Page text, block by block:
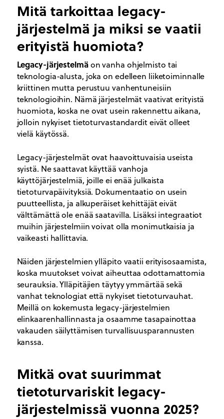
Mitä tarkoittaa legacy-
järjestelmä ja miksi se vaatii
erityistä huomiota?
Legacy-järjestelmäon vanha ohjelmisto tai
teknologia-alusta, joka on edelleen liiketoiminnalle
kriittinen mutta perustuu vanhentuneisiin
teknologioihin. Nämä järjestelmät vaativat erityistä
huomiota, koska ne ovat usein rakennettu aikana,
jolloin nykyiset tietoturvastandardit eivät olleet
vielä käytössä.
Legacy-järjestelmät ovat haavoittuvaisia useista
syistä. Ne saattavat käyttää vanhoja
käyttöjärjestelmiä, joille ei enää julkaista
tietoturvapäivityksiä. Dokumentaatio on usein
puutteellista, ja alkuperäiset kehittäjät eivät
välttämättä ole enää saatavilla. Lisäksi integraatiot
muihin järjestelmiin voivat olla monimutkaisia ja
vaikeasti hallittavia.
Näiden järjestelmien ylläpito vaatii erityisosaamista,
koska muutokset voivat aiheuttaa odottamattomia
seurauksia. Ylläpitäjien täytyy ymmärtää sekä
vanhat teknologiat että nykyiset tietoturvauhat.
Meillä on kokemusta legacy-järjestelmien
elinkaarenhallinnasta ja osaamme tasapainottaa
vakauden säilyttämisen turvallisuusparannusten
kanssa.
Mitkä ovat suurimmat
tietoturvariskit legacy-
järjestelmissä vuonna 2025?